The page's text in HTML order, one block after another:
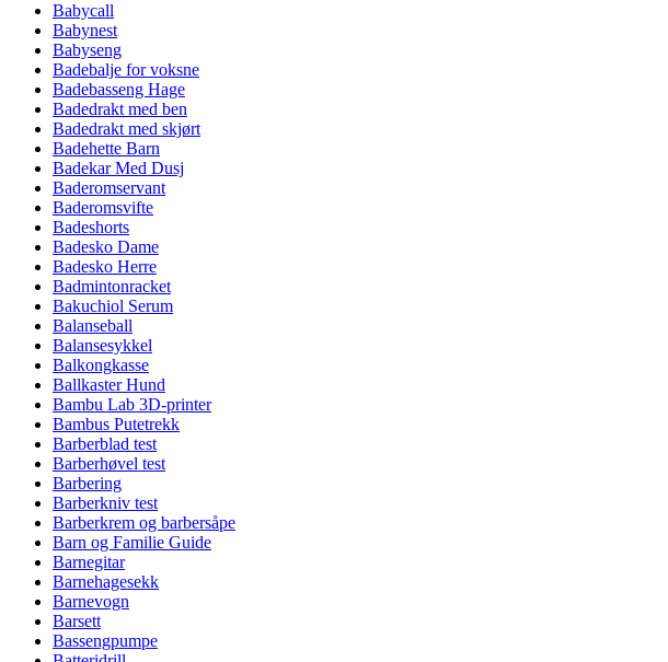
Babycall
Babynest
Babyseng
Badebalje for voksne
Badebasseng Hage
Badedrakt med ben
Badedrakt med skjørt
Badehette Barn
Badekar Med Dusj
Baderomservant
Baderomsvifte
Badeshorts
Badesko Dame
Badesko Herre
Badmintonracket
Bakuchiol Serum
Balanseball
Balansesykkel
Balkongkasse
Ballkaster Hund
Bambu Lab 3D-printer
Bambus Putetrekk
Barberblad test
Barberhøvel test
Barbering
Barberkniv test
Barberkrem og barbersåpe
Barn og Familie Guide
Barnegitar
Barnehagesekk
Barnevogn
Barsett
Bassengpumpe